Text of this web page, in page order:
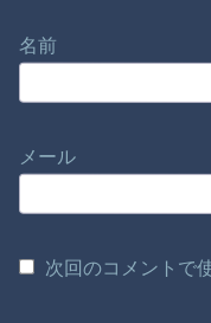
名前
メール
次回のコメントで